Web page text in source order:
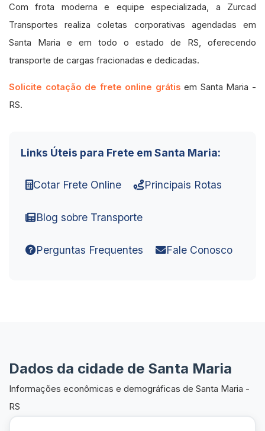
Com frota moderna e equipe especializada, a Zurcad
Transportes realiza coletas corporativas agendadas em
Santa Maria e em todo o estado de RS, oferecendo
transporte de cargas fracionadas e dedicadas.
Solicite cotação de frete online grátis em Santa Maria -
RS.
Links Úteis para Frete em Santa Maria:
Cotar Frete Online Principais Rotas
Blog sobre Transporte
Perguntas Frequentes Fale Conosco
Dados da cidade de Santa Maria
Informações econômicas e demográficas de Santa Maria -
RS